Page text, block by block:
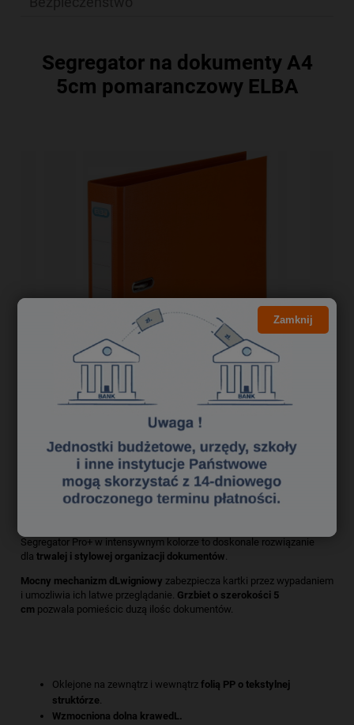
Segregator na dokumenty A4
5cm pomaranczowy ELBA
Segregator biurowy PRO+ Elba
Segregator Pro+ w intensywnym kolorze to doskonale rozwiązanie
dla trwalej i stylowej organizacji dokumentów.
Mocny mechanizm dLwigniowy zabezpiecza kartki przez wypadaniem
i umozliwia ich latwe przeglądanie. Grzbiet o szerokości 5
cm pozwala pomieścic duzą ilośc dokumentów.
Oklejone na zewnątrz i wewnątrz folią PP o tekstylnej
struktórze.
Wzmocniona dolna krawedL.
Zamknij